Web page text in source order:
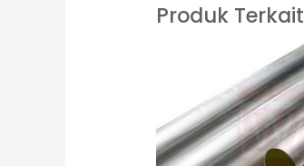
Produk Terkait